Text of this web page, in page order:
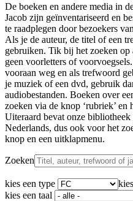
De boeken en andere media in
Jacob zijn geïnventariseerd en
te raadplegen door bezoekers
Als je de auteur, de titel of een
gebruiken. Tik bij het zoeken op
geen voorletters of
vooraan weg en als trefwoord
je muziek of een dvd, gebruik
audiobestanden. Boeken over
zoeken via de knop ‘rubriek’
Uiteraard bevat onze
Nederlands, dus ook voor het
knop en een uitklapmenu.
Zoeken
kies een type
kies een taal